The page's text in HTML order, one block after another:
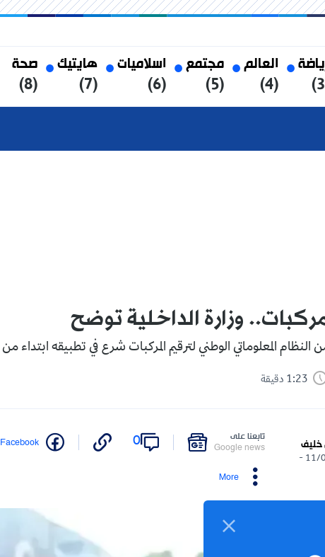
العالم
(4)
مجتمع
(5)
اسلاميات
(6)
هايتيك
(7)
صحة
(8)
وزارة الداخلية توضح
النظام المعلوماتي الوطني لترقيم المركبات شرع في تطبيقه ابتداء من 5 أفريل 2026.
خليف
11/04/2026 -
تابعنا على
Google news
0
Facebook
More